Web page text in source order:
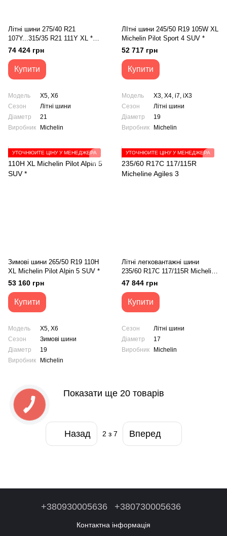
Літні шини 275/40 R21
107Y...315/35 R21 111Y XL *
Michelin Pilot Sport 4 SUV
74 424 грн
Купити
Модель
X5, X6
Сезон
Літні шини
Діаметр
21
Виробник
Michelin
ЛІтні шини 245/50 R19 105W XL
Michelin Pilot Sport 4 SUV *
52 717 грн
Купити
Модель
X3, X4, i7, iX3
Сезон
Літні шини
Діаметр
19
Виробник
Michelin
УТОЧНЮЙТЕ ЦІНУ У МЕНЕДЖЕРА
Зимові шини 265/50 R19 110H
XL Michelin Pilot Alpin 5 SUV *
53 160 грн
Купити
Модель
X5, X6
Сезон
Зимові шини
Діаметр
19
Виробник
Michelin
УТОЧНЮЙТЕ ЦІНУ У МЕНЕДЖЕРА
Літні легковантажні шини
235/60 R17C 117/115R Micheline
Agiles 3
47 844 грн
Купити
Сезон
Літні шини
Діаметр
17
Виробник
Michelin
Показати ще 20 товарів
Назад 2 з 7 Вперед
+380930005636 +380730005636
Контактна інформація